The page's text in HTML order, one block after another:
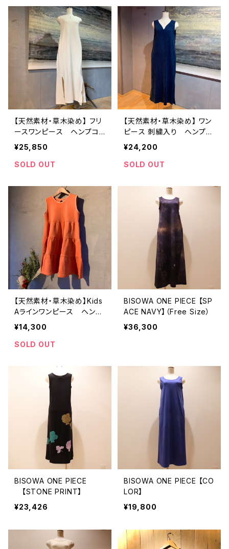
【天然素材・草木染め】 フリ
ースワンピース ヘンプコ
ットン
¥25,850
SOLD OUT
【天然素材・草木染め】 ワン
ピース 刺繍入り ヘンプオ
ーガニックコットン
¥24,200
SOLD OUT
【天然素材・草木染め】Kids
Aラインワンピース ヘン
プ・オーガニックコットンフ
リース
¥14,300
SOLD OUT
BISOWA ONE PIECE 【SP
ACE NAVY】（Free Size）
¥36,300
BISOWA ONE PIECE
【STONE PRINT】
¥23,426
BISOWA ONE PIECE 【CO
LOR】
¥19,800